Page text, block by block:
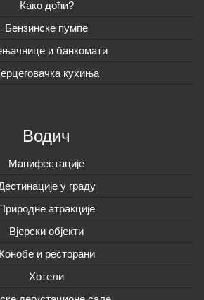
Како доћи?
Бензинске пумпе
и банкомати
кухиња
Водич
Манифестације
у граду
атракције
Вјерски објекти
Конобе и ресторани
Хотели